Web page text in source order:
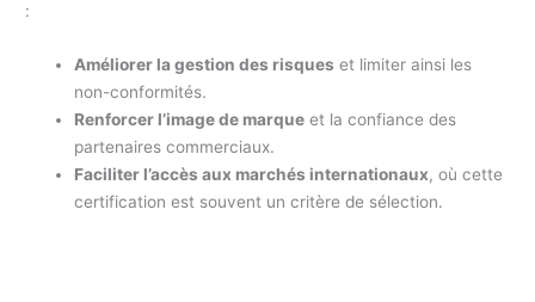
:
Améliorer la gestion des risques et limiter ainsi les
non-conformités.
Renforcer l’image de marque et la confiance des
partenaires commerciaux.
Faciliter l’accès aux marchés internationaux, où cette
certification est souvent un critère de sélection.